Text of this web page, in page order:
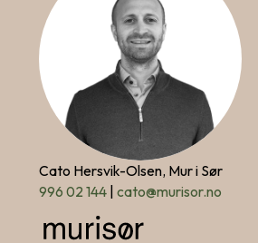
Cato Hersvik-Olsen, Mur i Sør
996 02 144 |cato@murisor.no